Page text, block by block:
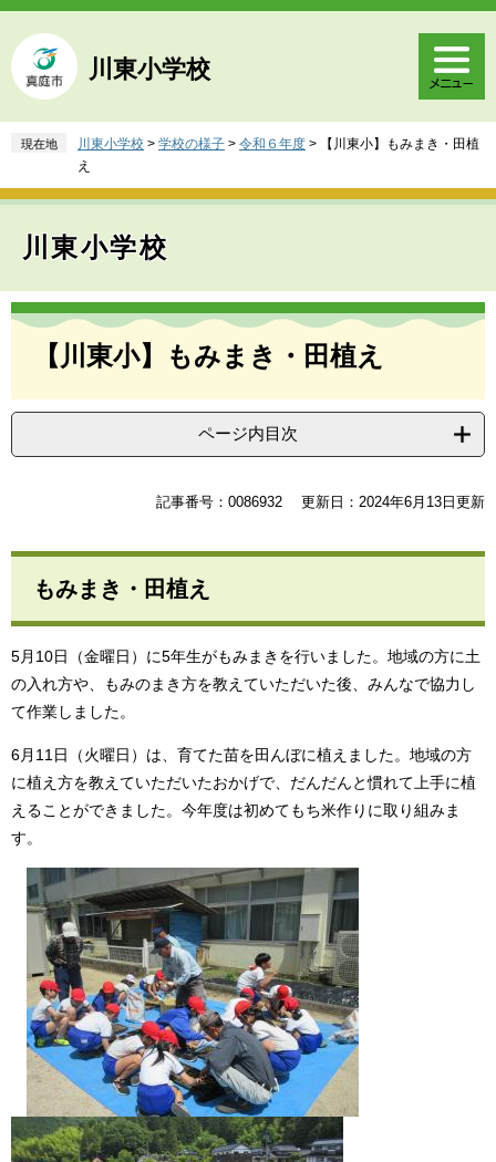
ペ
ジ
の
頭
。
メ
ュ
ー
飛
て
川東小学校
現在地 川東小学校 > 学校の様子 > 令和６年度 >
【川東小】もみまき・田植
え
川東小学校
本
【川東小】もみまき・田植え
ページ内目次
記事番号：0086932 更新日：2024年6月13日更新
もみまき・田植え
5月10日（金曜日）に5年生がもみまきを行いました。地域の方に土
の入れ方や、もみのまき方を教えていただいた後、みんなで協力し
て作業しました。
6月11日（火曜日）は、育てた苗を田んぼに植えました。地域の方
に植え方を教えていただいたおかげで、だんだんと慣れて上手に植
えることができました。今年度は初めてもち米作りに取り組みま
す。